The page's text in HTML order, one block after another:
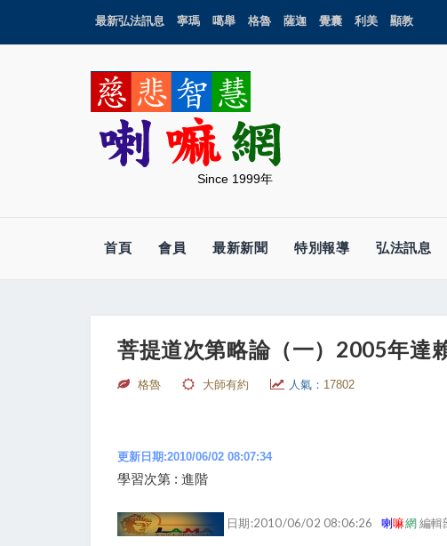
最新弘法訊息 寧瑪 噶舉 格魯 薩迦 覺囊 利美 顯教
Since 1999年
首頁 會員 最新新聞 特別報導 弘法訊息
菩提道次第略論（一）2005年達
格魯 大師有約 人氣： 17802
更新日期:2010/06/02 08:07:34
學習次第 : 進階
日期:2010/06/02 08:06:26喇嘛網編輯